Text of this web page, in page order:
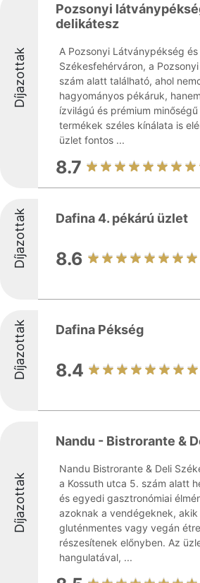
Díjazottak
Pozsonyi
delikátesz
A Pozsonyi Látványpékség
Székesfehérváron, a
szám alatt található, ahol
hagyományos pékáruk,
ízvilágú és prémium
termékek széles kínálata is
üzlet fontos ...
8.7
Díjazottak Dafina 4. pékárú üzlet
8.6
Díjazottak Dafina Pékség
8.4
Díjazottak
Nandu - Bistrorante &
Nandu Bistrorante & Deli
a Kossuth utca 5. szám alatt
és egyedi gasztronómiai
azoknak a vendégeknek, akik
gluténmentes vagy vegán
részesítenek előnyben. Az
hangulatával, ...